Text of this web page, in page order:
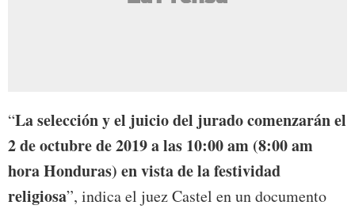
“La selección y el juicio del jurado comenzarán el
2 de octubre de 2019 a las 10:00 am (8:00 am
hora Honduras) en vista de la festividad
religiosa”, indica el juez Castel en un documento